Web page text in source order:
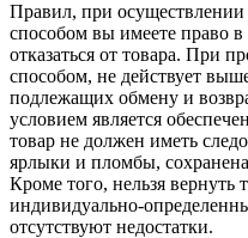
Правил, при
способом вы имеете право в
отказаться от товара. При
способом, не действует
подлежащих обмену и
условием является
товар не должен иметь
ярлыки и пломбы,
Кроме того, нельзя вернуть
индивидуально-
отсутствуют недостатки.